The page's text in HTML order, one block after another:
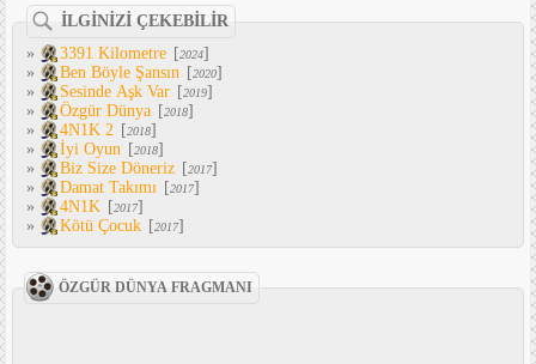
İLGİNİZİ ÇEKEBİLİR
»
3391 Kilometre [2024]
»
Ben Böyle Şansın [2020]
»
Sesinde Aşk Var [2019]
»
Özgür Dünya [2018]
»
4N1K 2 [2018]
»
İyi Oyun [2018]
»
Biz Size Döneriz [2017]
»
Damat Takımı [2017]
»
4N1K [2017]
»
Kötü Çocuk [2017]
ÖZGÜR DÜNYA FRAGMANI